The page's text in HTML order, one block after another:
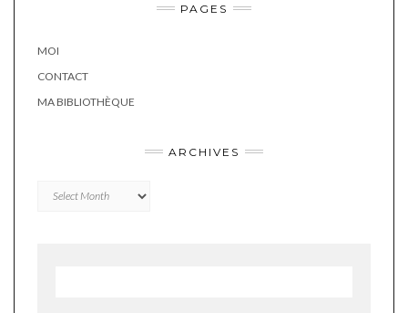
PAGES
MOI
CONTACT
MA BIBLIOTHÈQUE
ARCHIVES